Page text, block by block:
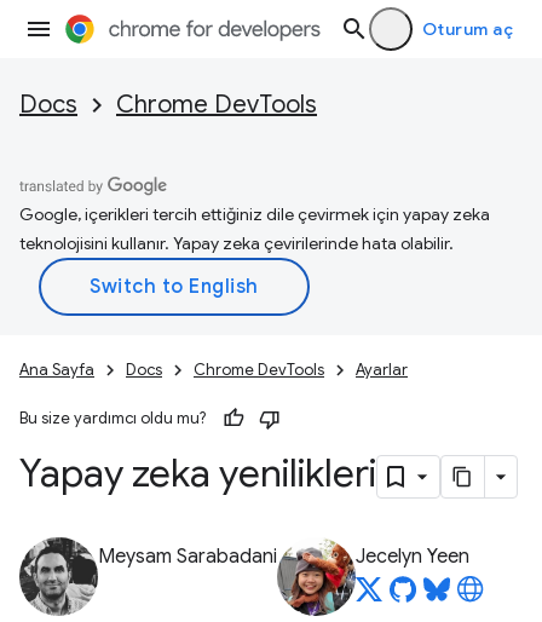
Oturum aç
Docs Chrome DevTools
Google, içerikleri tercih ettiğiniz dile çevirmek için yapay zeka
teknolojisini kullanır. Yapay zeka çevirilerinde hata olabilir.
Ana Sayfa Docs Chrome DevTools Ayarlar
Bu size yardımcı oldu mu?
Yapay zeka yenilikleri
Meysam Sarabadani Jecelyn Yeen